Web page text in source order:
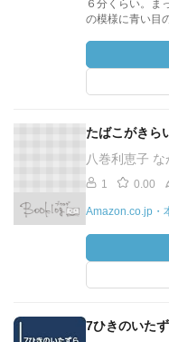
６分くらい。ま
の模様に青い目
たばこがきら
八巻利恵子 な
1 0.00
Amazon.co.jp・
7ひきのいた